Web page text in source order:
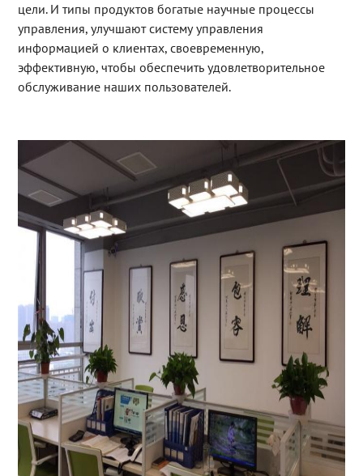
цели. И типы продуктов богатые научные процессы
управления, улучшают систему управления
информацией о клиентах, своевременную,
эффективную, чтобы обеспечить удовлетворительное
обслуживание наших пользователей.